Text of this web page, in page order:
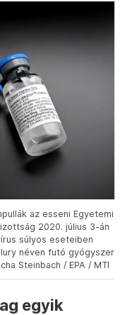
az esseni Egyetemi
2020. július 3-án
súlyos eseteiben
néven futó gyógyszer
Steinbach / EPA / MTI
egyik